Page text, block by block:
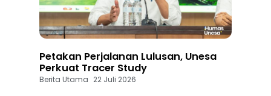
Petakan Perjalanan Lulusan, Unesa
Perkuat Tracer Study
Berita Utama 22 Juli 2026